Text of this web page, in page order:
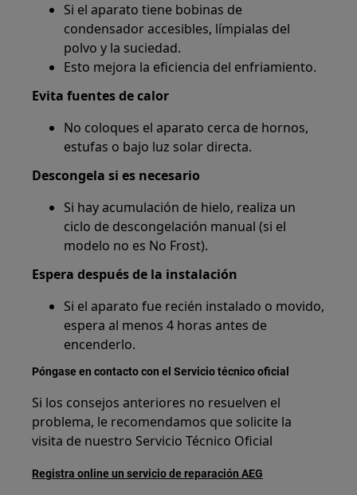
Si el aparato tiene bobinas de
condensador accesibles, límpialas del
polvo y la suciedad.
Esto mejora la eficiencia del enfriamiento.
Evita fuentes de calor
No coloques el aparato cerca de hornos,
estufas o bajo luz solar directa.
Descongela si es necesario
Si hay acumulación de hielo, realiza un
ciclo de descongelación manual (si el
modelo no es No Frost).
Espera después de la instalación
Si el aparato fue recién instalado o movido,
espera al menos 4 horas antes de
encenderlo.
Póngase en contacto con el Servicio técnico oficial
Si los consejos anteriores no resuelven el
problema, le recomendamos que solicite la
visita de nuestro Servicio Técnico Oficial
Registra online un servicio de reparación AEG